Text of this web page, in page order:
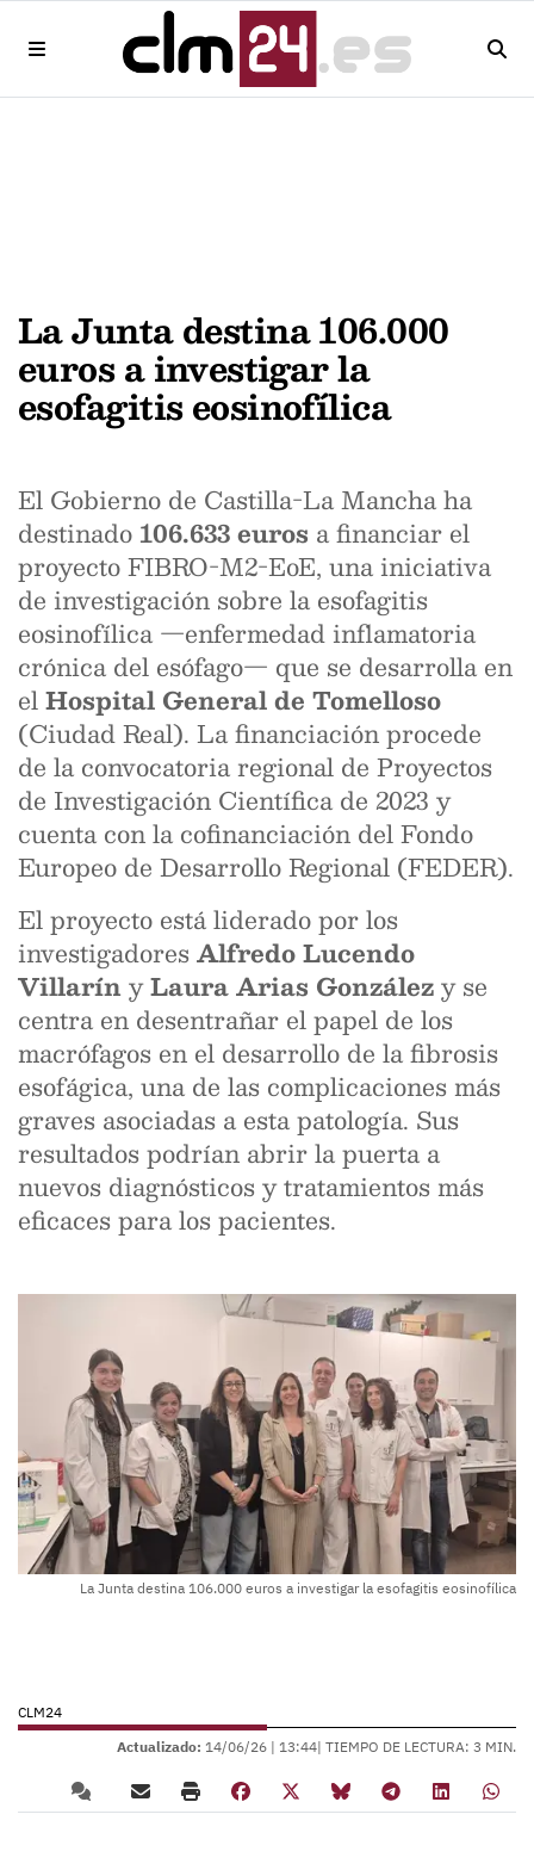
La Junta destina 106.000
euros a investigar la
esofagitis eosinofílica
El Gobierno de Castilla-La Mancha ha
destinado 106.633 euros a financiar el
proyecto FIBRO-M2-EoE, una iniciativa
de investigación sobre la esofagitis
eosinofílica —enfermedad inflamatoria
crónica del esófago— que se desarrolla en
elHospital General de Tomelloso
(Ciudad Real). La financiación procede
de la convocatoria regional de Proyectos
de Investigación Científica de 2023 y
cuenta con la cofinanciación del Fondo
Europeo de Desarrollo Regional (FEDER).
El proyecto está liderado por los
investigadores Alfredo Lucendo
VillarínyLaura Arias Gonzálezy se
centra en desentrañar el papel de los
macrófagos en el desarrollo de la fibrosis
esofágica, una de las complicaciones más
graves asociadas a esta patología. Sus
resultados podrían abrir la puerta a
nuevos diagnósticos y tratamientos más
eficaces para los pacientes.
La Junta destina 106.000 euros a investigar la esofagitis eosinofílica
CLM24
Actualizado: 14/06/26 | 13:44| TIEMPO DE LECTURA: 3 MIN.